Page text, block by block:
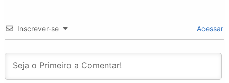
Inscrever-se Acessar